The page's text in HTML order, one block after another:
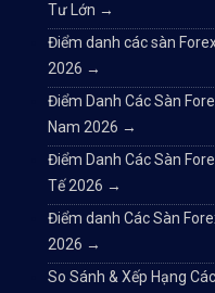
Tư Lớn →
Điểm danh các sàn
2026 →
Điểm Danh Các Sàn
Nam 2026 →
Điểm Danh Các Sàn
Tế 2026 →
Điểm danh Các Sàn
2026 →
So Sánh & Xếp Hạng